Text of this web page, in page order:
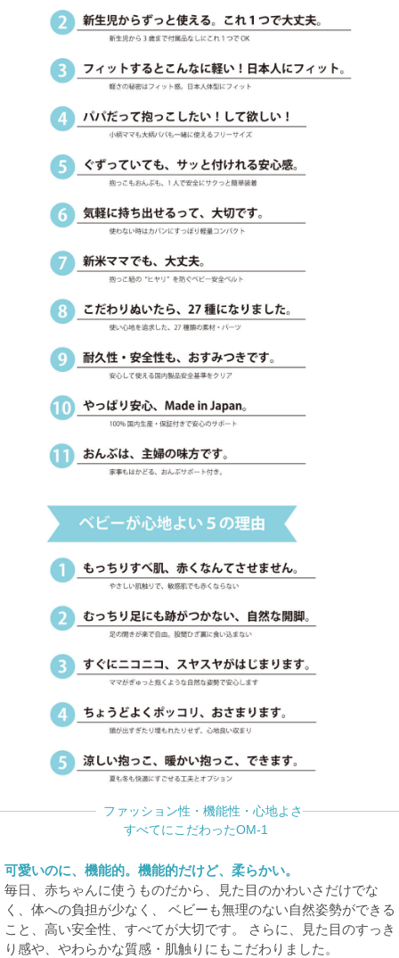
ファッション性・機能性・心地よさ
すべてにこだわったOM-1
可愛いのに、機能的。機能的だけど、柔らかい。
毎日、赤ちゃんに使うものだから、見た目のかわいさだけでな
く、体への負担が少なく、 ベビーも無理のない自然姿勢ができる
こと、高い安全性、すべてが大切です。 さらに、見た目のすっき
り感や、やわらかな質感・肌触りにもこだわりました。